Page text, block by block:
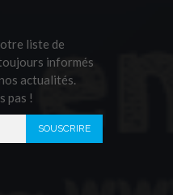
liste de
informés
actualités.
pas !